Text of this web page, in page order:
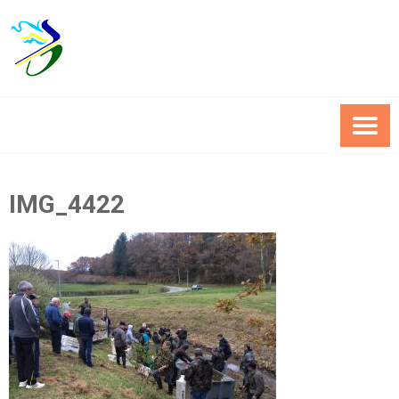
to
content
IMG_4422